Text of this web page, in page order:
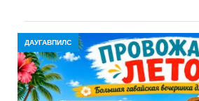
ДАУГАВПИЛС